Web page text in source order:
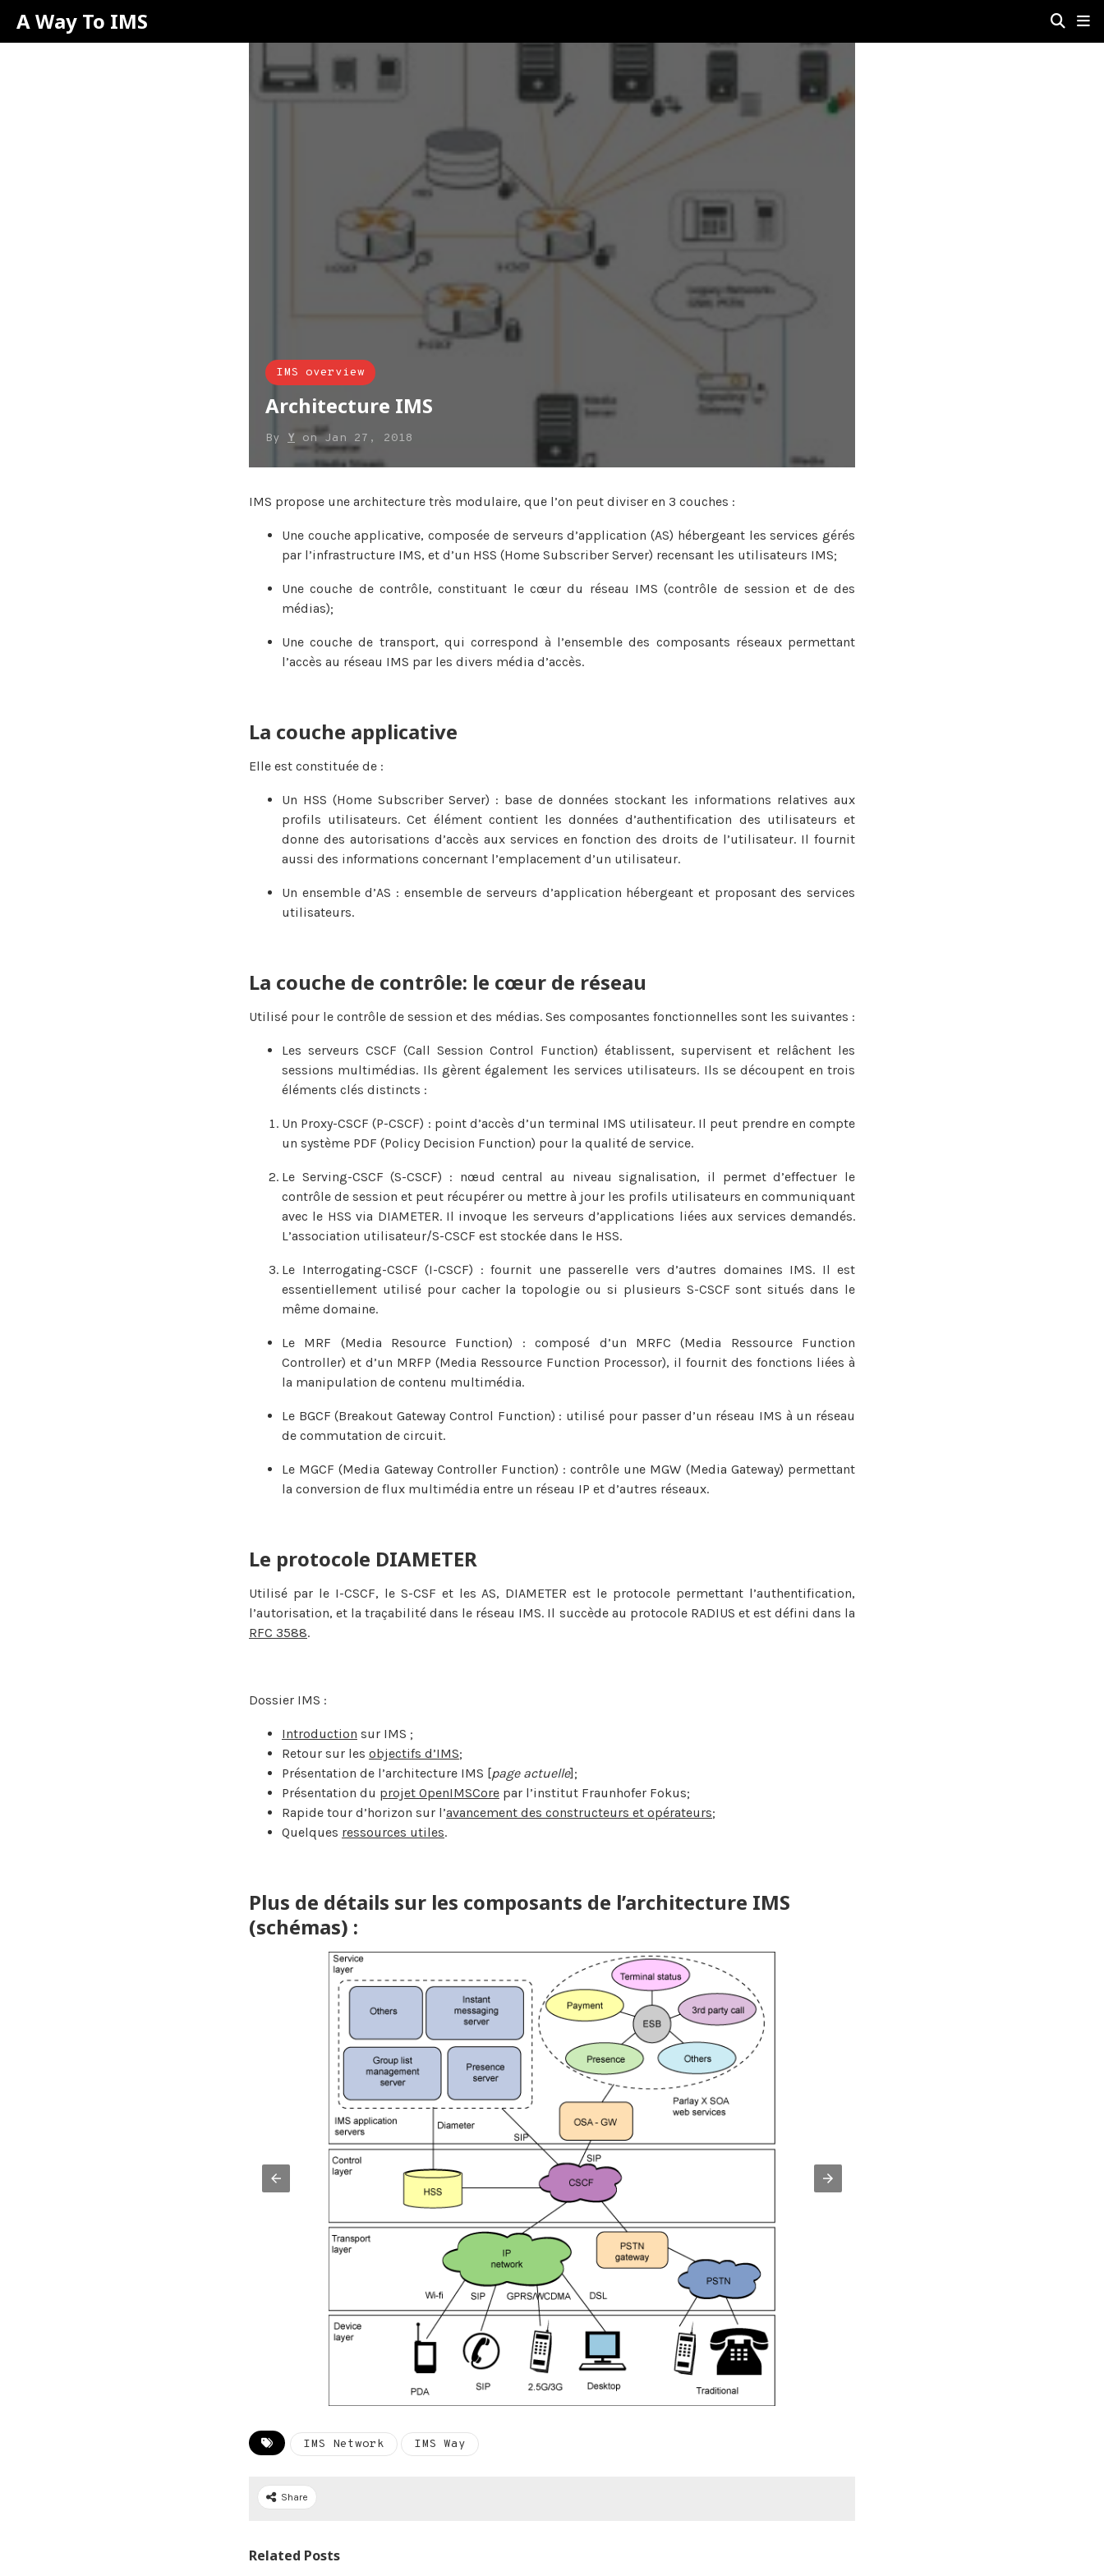
A Way To IMS
IMS overview
Architecture IMS
By Y onJan 27, 2018
IMS propose une architecture très modulaire, que l’on peut diviser en 3 couches :
Une couche applicative, composée de serveurs d’application (AS) hébergeant les services gérés
par l’infrastructure IMS, et d’un HSS (Home Subscriber Server) recensant les utilisateurs IMS;
Une couche de contrôle, constituant le cœur du réseau IMS (contrôle de session et de des
médias);
Une couche de transport, qui correspond à l’ensemble des composants réseaux permettant
l’accès au réseau IMS par les divers média d’accès.
La couche applicative
Elle est constituée de :
Un HSS (Home Subscriber Server) : base de données stockant les informations relatives aux
profils utilisateurs. Cet élément contient les données d’authentification des utilisateurs et
donne des autorisations d’accès aux services en fonction des droits de l’utilisateur. Il fournit
aussi des informations concernant l’emplacement d’un utilisateur.
Un ensemble d’AS : ensemble de serveurs d’application hébergeant et proposant des services
utilisateurs.
La couche de contrôle: le cœur de réseau
Utilisé pour le contrôle de session et des médias. Ses composantes fonctionnelles sont les suivantes :
Les serveurs CSCF (Call Session Control Function) établissent, supervisent et relâchent les
sessions multimédias. Ils gèrent également les services utilisateurs. Ils se découpent en trois
éléments clés distincts :
Un Proxy-CSCF (P-CSCF) : point d’accès d’un terminal IMS utilisateur. Il peut prendre en compte
un système PDF (Policy Decision Function) pour la qualité de service.
Le Serving-CSCF (S-CSCF) : nœud central au niveau signalisation, il permet d’effectuer le
contrôle de session et peut récupérer ou mettre à jour les profils utilisateurs en communiquant
avec le HSS via DIAMETER. Il invoque les serveurs d’applications liées aux services demandés.
L’association utilisateur/S-CSCF est stockée dans le HSS.
Le Interrogating-CSCF (I-CSCF) : fournit une passerelle vers d’autres domaines IMS. Il est
essentiellement utilisé pour cacher la topologie ou si plusieurs S-CSCF sont situés dans le
même domaine.
Le MRF (Media Resource Function) : composé d’un MRFC (Media Ressource Function
Controller) et d’un MRFP (Media Ressource Function Processor), il fournit des fonctions liées à
la manipulation de contenu multimédia.
Le BGCF (Breakout Gateway Control Function) : utilisé pour passer d’un réseau IMS à un réseau
de commutation de circuit.
Le MGCF (Media Gateway Controller Function) : contrôle une MGW (Media Gateway) permettant
la conversion de flux multimédia entre un réseau IP et d’autres réseaux.
Le protocole DIAMETER
Utilisé par le I-CSCF, le S-CSF et les AS, DIAMETER est le protocole permettant l’authentification,
l’autorisation, et la traçabilité dans le réseau IMS. Il succède au protocole RADIUS et est défini dans la
RFC 3588.
Dossier IMS :
Introduction sur IMS ;
Retour sur les objectifs d’IMS;
Présentation de l’architecture IMS [page actuelle];
Présentation du projet OpenIMSCore par l’institut Fraunhofer Fokus;
Rapide tour d’horizon sur l’avancement des constructeurs et opérateurs;
Quelques ressources utiles.
Plus de détails sur les composants de l’architecture IMS
(schémas) :
IMS Network IMS Way
Share
Related Posts